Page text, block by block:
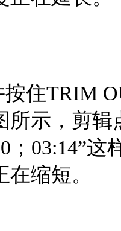
按住TRIM
所示，剪辑
；03:14”
缩短。